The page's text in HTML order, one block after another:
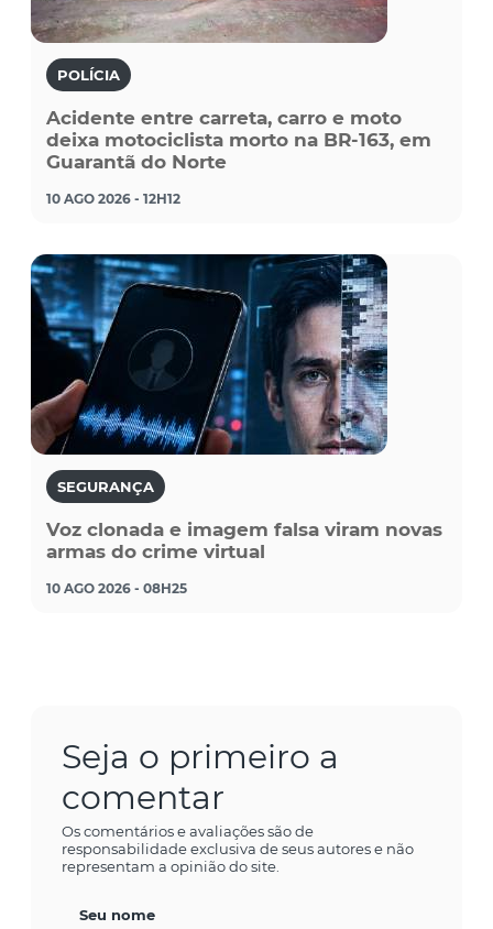
POLÍCIA
Acidente entre carreta, carro e moto
deixa motociclista morto na BR-163, em
Guarantã do Norte
10 AGO 2026 - 12H12
SEGURANÇA
Voz clonada e imagem falsa viram novas
armas do crime virtual
10 AGO 2026 - 08H25
Seja o primeiro a
comentar
Os comentários e avaliações são de
responsabilidade exclusiva de seus autores e não
representam a opinião do site.
Seu nome